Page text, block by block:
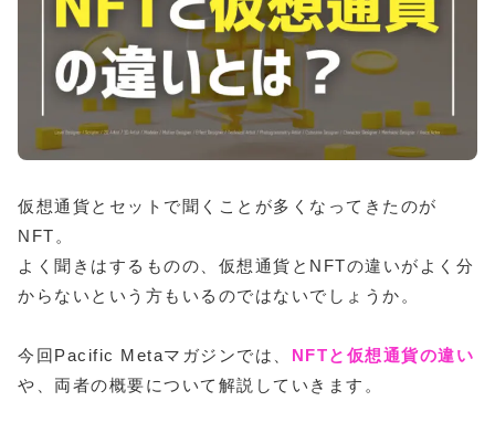
仮想通貨とセットで聞くことが多くなってきたのが
NFT。
よく聞きはするものの、仮想通貨とNFTの違いがよく分
からないという方もいるのではないでしょうか。
今回Pacific Metaマガジンでは、 NFTと仮想通貨の違い
や、両者の概要について解説していきます。